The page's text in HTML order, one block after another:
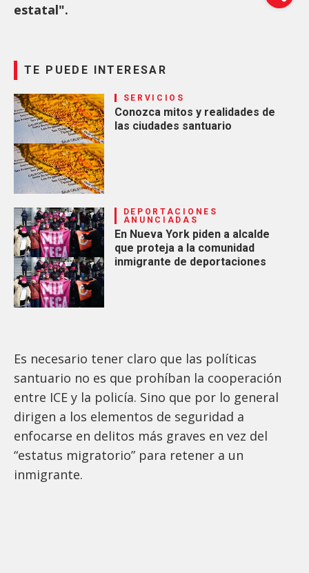
estatal".
TE PUEDE INTERESAR
SERVICIOS
Conozca mitos y realidades de
las ciudades santuario
DEPORTACIONES
ANUNCIADAS
En Nueva York piden a alcalde
que proteja a la comunidad
inmigrante de deportaciones
Es necesario tener claro que las políticas
santuario no es que prohíban la cooperación
entre ICE y la policía. Sino que por lo general
dirigen a los elementos de seguridad a
enfocarse en delitos más graves en vez del
“estatus migratorio” para retener a un
inmigrante.